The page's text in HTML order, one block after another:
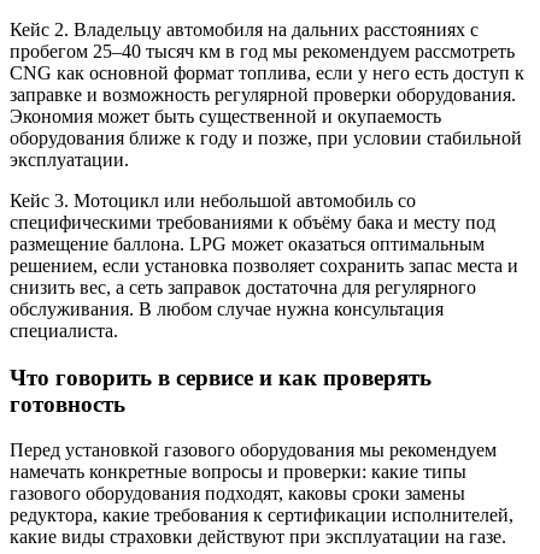
Кейс 2. Владельцу автомобиля на дальних расстояниях с
пробегом 25–40 тысяч км в год мы рекомендуем рассмотреть
CNG как основной формат топлива, если у него есть доступ к
заправке и возможность регулярной проверки оборудования.
Экономия может быть существенной и окупаемость
оборудования ближе к году и позже, при условии стабильной
эксплуатации.
Кейс 3. Мотоцикл или небольшой автомобиль со
специфическими требованиями к объёму бака и месту под
размещение баллона. LPG может оказаться оптимальным
решением, если установка позволяет сохранить запас места и
снизить вес, а сеть заправок достаточна для регулярного
обслуживания. В любом случае нужна консультация
специалиста.
Что говорить в сервисе и как проверять
готовность
Перед установкой газового оборудования мы рекомендуем
намечать конкретные вопросы и проверки: какие типы
газового оборудования подходят, каковы сроки замены
редуктора, какие требования к сертификации исполнителей,
какие виды страховки действуют при эксплуатации на газе.